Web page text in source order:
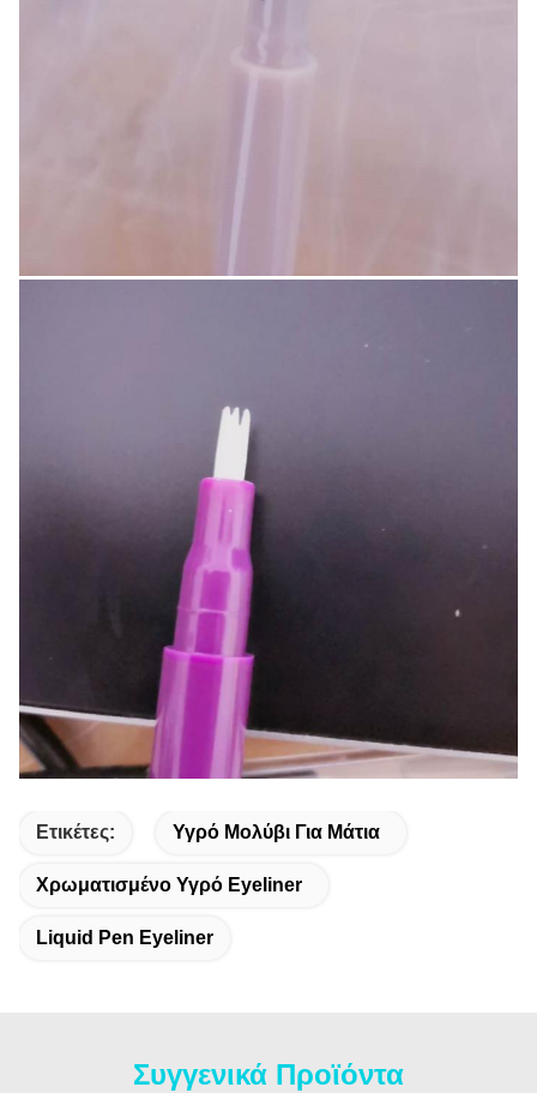
Ετικέτες: Υγρό Μολύβι Για Μάτια
Χρωματισμένο Υγρό Eyeliner
Liquid Pen Eyeliner
Συγγενικά Προϊόντα